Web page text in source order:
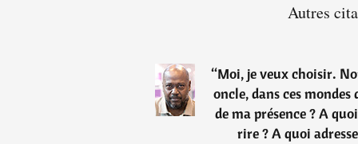
Autres
“Moi, je veux choisir.
oncle, dans ces
de ma présence ? A
rire ? A quoi